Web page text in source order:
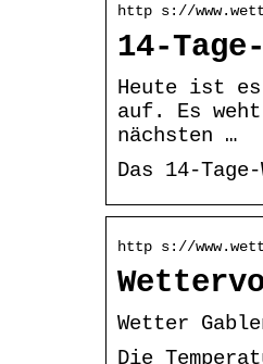
http s://
14-
Heute ist es
auf. Es
nächsten …
Das 14-
http s://
Wetter
Die